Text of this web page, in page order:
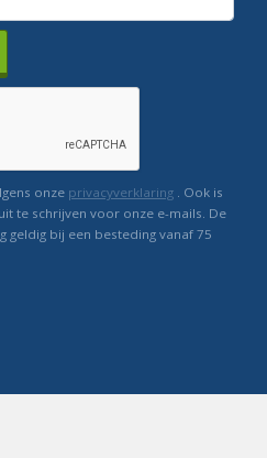
onze privacyverklaring . Ook is
te schrijven voor onze e-mails. De
geldig bij een besteding vanaf 75